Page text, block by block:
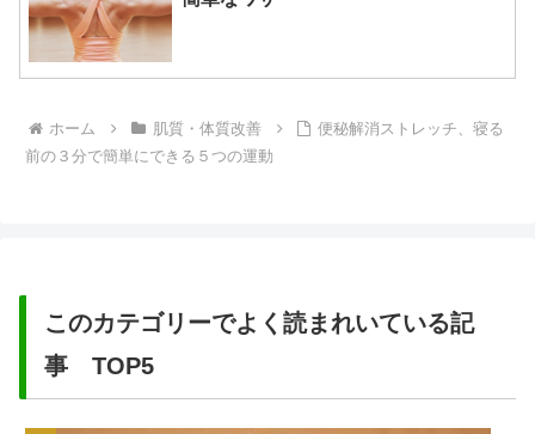
ホーム 肌質・体質改善
便秘解消ストレッチ、寝る
前の３分で簡単にできる５つの運動
このカテゴリーでよく読まれいている記
事 TOP5